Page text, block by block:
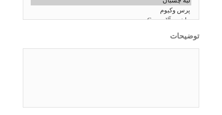
توضیحات